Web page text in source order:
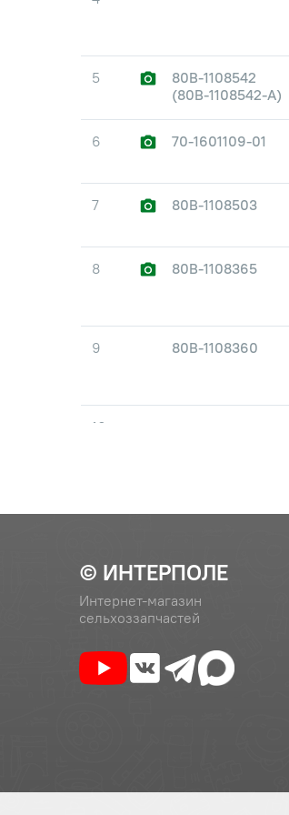
5
80В-1108542
(80В-1108542-А)
6 70-1601109-01
7 80В-1108503
8 80В-1108365
9 80В-1108360
10
12 80В-1108537
13 80В-1108343
© ИНТЕРПОЛЕ
Интернет-магазин
сельхоззапчастей